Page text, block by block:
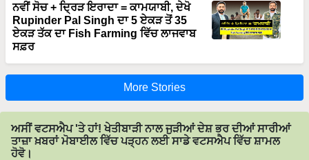
ਨਵੀਂ ਸੋਚ + ਦ੍ਰਿੜ ਇਰਾਦਾ = ਕਾਮਯਾਬੀ, ਦੇਖੋ
Rupinder Pal Singh ਦਾ 5 ਏਕੜ ਤੋਂ 35
ਏਕੜ ਤੱਕ ਦਾ Fish Farming ਵਿੱਚ ਲਾਜਵਾਬ
ਸਫ਼ਰ
More Stories
ਅਸੀਂ ਵਟਸਐਪ 'ਤੇ ਹਾਂ! ਖੇਤੀਬਾੜੀ ਨਾਲ ਜੁੜੀਆਂ ਦੇਸ਼ ਭਰ ਦੀਆਂ ਸਾਰੀਆਂ
ਤਾਜ਼ਾ ਖ਼ਬਰਾਂ ਮੋਬਾਈਲ ਵਿੱਚ ਪੜ੍ਹਨ ਲਈ ਸਾਡੇ ਵਟਸਐਪ ਵਿੱਚ ਸ਼ਾਮਲ
ਹੋਵੋ।